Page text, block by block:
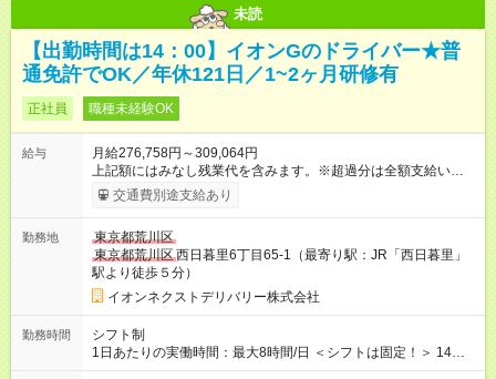
未読
【出勤時間は14：00】イオンGのドライバー★普
通免許でOK／年休121日／1~2ヶ月研修有
正社員 職種未経験OK
給与
月給276,758円～309,064円
上記額にはみなし残業代を含みます。※超過分は全額支給いたし
ます。 みなし残業代 19,758円 ～ 22,064円／月 みなし残業時
間 10時間／月 【試用期間】試用期間あり 試用期間の長さ：3ヶ
用形態：本採用時と同じです。 給与：月給 263,835
円 ～ 269,219円 上記額にはみなし残業代を含みます。※超過分
は全額支給いたします。 みなし残業代 18,835円以上／月 みなし
残業時間 10時間／月 ※研修および試用期間中は給与が上記にな
り、 その他の待遇に変更はございません。 ■本配属後：月給
276,758円～309,064円 ※定額残業代10h分（19,758円～22,064
円)を含む（超過分は別途支給）
交通費別途支給あり
勤務地
東京都荒川区
東京都荒川区西日暮里6丁目65-1（最寄り駅：JR「西日暮里」
駅より徒歩５分）
イオンネクストデリバリー株式会社
勤務時間
シフト制
1日あたりの実働時間：最大8時間/日 ＜シフトは固定！＞ 14：
00～23：00 【参考】他のシフトは下記より選択可 ■05：00～